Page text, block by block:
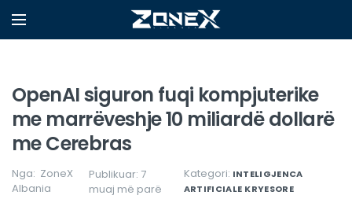
OpenAI siguron fuqi kompjuterike
me marrëveshje 10 miliardë dollarë
me Cerebras
Nga: ZoneX
Albania
Publikuar: 7
muaj më parë
Kategori: INTELIGJENCA
ARTIFICIALE KRYESORE